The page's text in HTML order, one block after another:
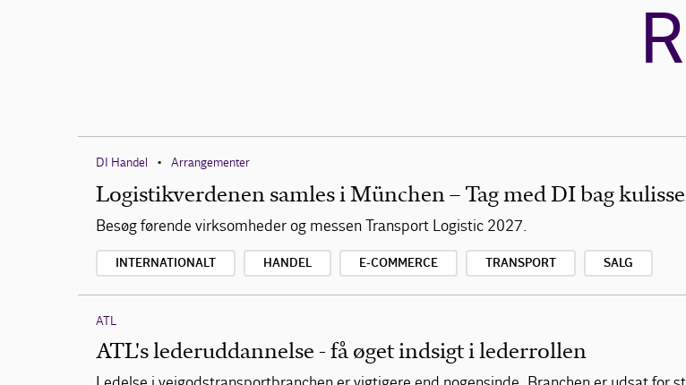
DI Handel • Arrangementer
Logistikverdenen samles i München – Tag med DI bag
Besøg førende virksomheder og messen Transport Logistic 2027.
INTERNATIONALT HANDEL E-COMMERCE TRANSPORT SALG
ATL
ATL's lederuddannelse - få øget indsigt i lederrollen